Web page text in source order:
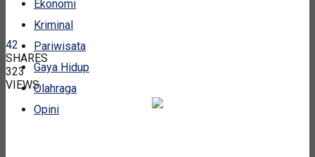
Ekonomi
Kriminal
Pariwisata
Gaya Hidup
Olahraga
Opini
42
SHARES
323
VIEWS